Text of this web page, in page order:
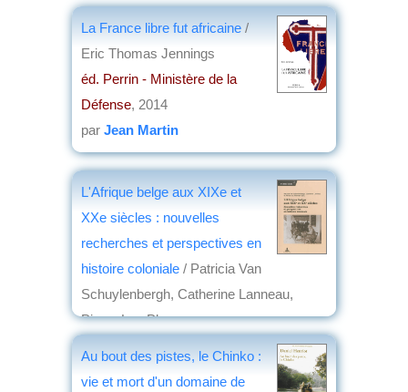
La France libre fut africaine /
Eric Thomas Jennings
éd. Perrin - Ministère de la
Défense, 2014
par Jean Martin
L'Afrique belge aux XIXe et
XXe siècles : nouvelles
recherches et perspectives en
histoire coloniale / Patricia Van
Schuylenbergh, Catherine Lanneau,
Pierre-Luc Plasman
Au bout des pistes, le Chinko :
vie et mort d'un domaine de